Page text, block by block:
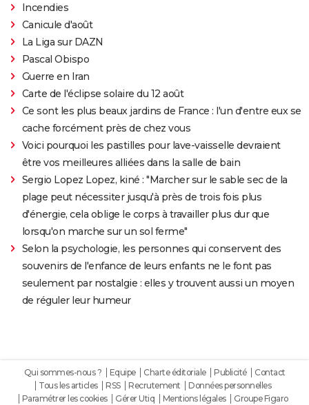
Incendies
Canicule d'août
La Liga sur DAZN
Pascal Obispo
Guerre en Iran
Carte de l'éclipse solaire du 12 août
Ce sont les plus beaux jardins de France : l'un d'entre eux se
cache forcément près de chez vous
Voici pourquoi les pastilles pour lave-vaisselle devraient
être vos meilleures alliées dans la salle de bain
Sergio Lopez Lopez, kiné : "Marcher sur le sable sec de la
plage peut nécessiter jusqu'à près de trois fois plus
d'énergie, cela oblige le corps à travailler plus dur que
lorsqu'on marche sur un sol ferme"
Selon la psychologie, les personnes qui conservent des
souvenirs de l'enfance de leurs enfants ne le font pas
seulement par nostalgie : elles y trouvent aussi un moyen
de réguler leur humeur
Qui sommes-nous ? Equipe Charte éditoriale Publicité
Contact
Tous les articles
RSS Recrutement
Données personnelles
Paramétrer les cookies
Gérer Utiq Mentions légales Groupe Figaro